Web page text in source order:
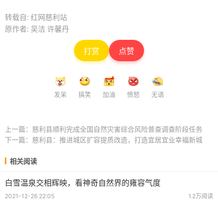
转载自: 红网慈利站
原作者: 吴洁 许馨丹
打赏 点赞
发呆 搞笑 加油 愤怒 无语
上一篇： 慈利县顺利完成全国自然灾害综合风险普查调查阶段任务
下一篇： 慈利县：推进城区扩容提质改造，打造宜居宜业幸福新城
相关阅读
白雪温泉交相辉映，看神奇自然界的雍容气度
2021-12-26 22:05 1.2万阅读